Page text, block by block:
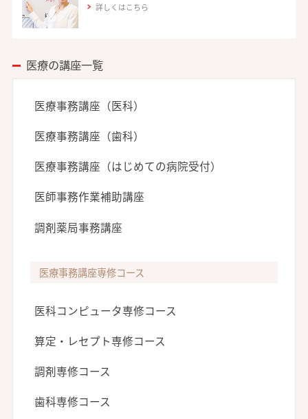
詳しくはこちら
医療の講座一覧
医療事務講座（医科）
医療事務講座（歯科）
医療事務講座（はじめての病院受付）
医師事務作業補助講座
調剤薬局事務講座
医療事務講座専修コース
医科コンピュータ専修コース
算定・レセプト専修コース
調剤専修コース
歯科専修コース